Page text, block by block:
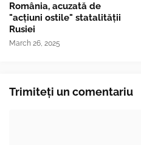
România, acuzată de
"acțiuni ostile" statalității
Rusiei
March 26, 2025
Trimiteți un comentariu